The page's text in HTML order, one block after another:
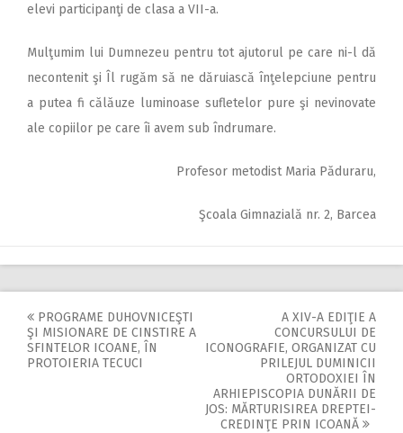
elevi participanţi de clasa a VII-a.
Mulţumim lui Dumnezeu pentru tot ajutorul pe care ni-l dă
necontenit şi Îl rugăm să ne dăruiască înţelepciune pentru
a putea fi călăuze luminoase sufletelor pure şi nevinovate
ale copiilor pe care îi avem sub îndrumare.
Profesor metodist Maria Păduraru,
Şcoala Gimnazială nr. 2, Barcea
Post
navigation
PROGRAME DUHOVNICEŞTI
ŞI MISIONARE DE CINSTIRE A
SFINTELOR ICOANE, ÎN
PROTOIERIA TECUCI
A XIV-A EDIŢIE A
CONCURSULUI DE
ICONOGRAFIE, ORGANIZAT CU
PRILEJUL DUMINICII
ORTODOXIEI ÎN
ARHIEPISCOPIA DUNĂRII DE
JOS: MĂRTURISIREA DREPTEI-
CREDINŢE PRIN ICOANĂ